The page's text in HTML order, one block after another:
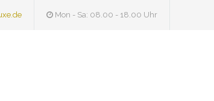
Mon - Sa: 08.00 - 18.00 Uhr